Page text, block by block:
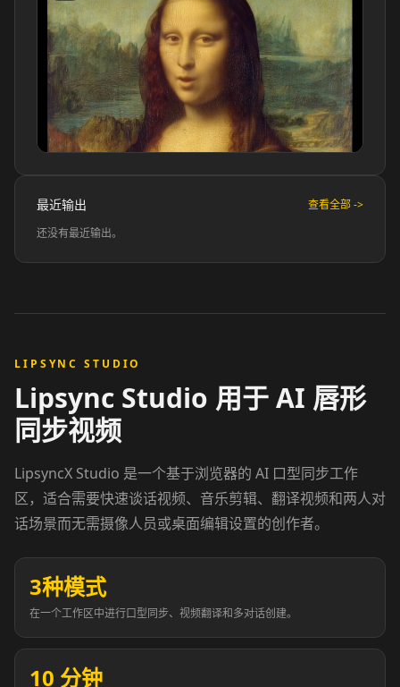
Kai Cenat IShowSpeed
Ninja xQc
Podcaster 02
Podcaster 10 YouTuber 01
YouTuber 04 YouTuber 05
YouTuber 08
YouTuber 10 Reporter 01
最近输出
查看全部 ->
还没有最近输出。
LIPSYNC STUDIO
Lipsync Studio 用于 AI 唇形
同步视频
LipsyncX Studio 是一个基于浏览器的 AI 口型同步工作
区，适合需要快速谈话视频、音乐剪辑、翻译视频和两人对
话场景而无需摄像人员或桌面编辑设置的创作者。
3种模式
在一个工作区中进行口型同步、视频翻译和多对话创建。
10 分钟